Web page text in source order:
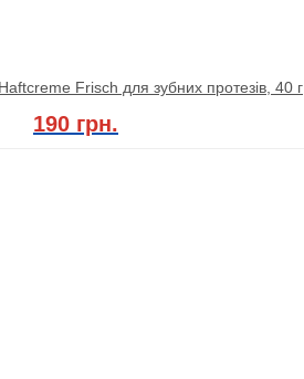
Frisch для зубних протезів, 40 г
190 грн.